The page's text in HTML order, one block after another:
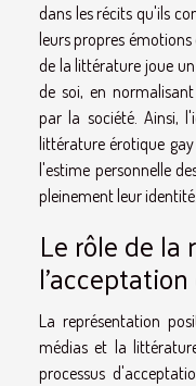
dans les récits qu'ils
leurs propres
de la littérature joue
de soi, en
par la société. Ainsi,
littérature érotique
l'estime personnelle
pleinement leur identité.
Le rôle de
l'acceptation
La représentation
médias et la
processus